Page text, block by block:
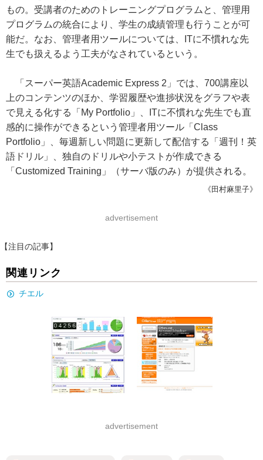
もの。受講者のためのトレーニングプログラムと、管理用
プログラムの統合により、学生の成績管理も行うことが可
能だ。なお、管理者用ツールについては、ITに不慣れな先
生でも扱えるよう工夫がなされているという。
「スーパー英語Academic Express 2」では、700講座以
上のコンテンツのほか、学習履歴や進捗状況をグラフや表
で見える化する「My Portfolio」、ITに不慣れな先生でも直
感的に操作ができるという管理者用ツール「Class
Portfolio」、毎週新しい問題に更新して配信する「週刊！英
語ドリル」、独自のドリルや小テストが作成できる
「Customized Training」（サーバ版のみ）が提供される。
《田村麻里子》
advertisement
【注目の記事】
関連リンク
チエル
advertisement